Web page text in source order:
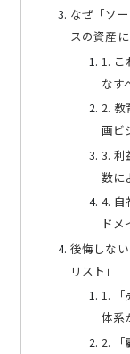
なぜ「ソ
スの資産
1.
なす
2. 教
画ビ
3. 利
数に
4. 自
ドメ
後悔しな
リスト」
1. 「
体系
2.